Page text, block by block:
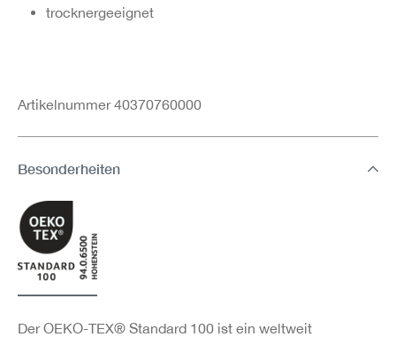
trocknergeeignet
Artikelnummer 40370760000
Besonderheiten
Der OEKO-TEX® Standard 100 ist ein weltweit